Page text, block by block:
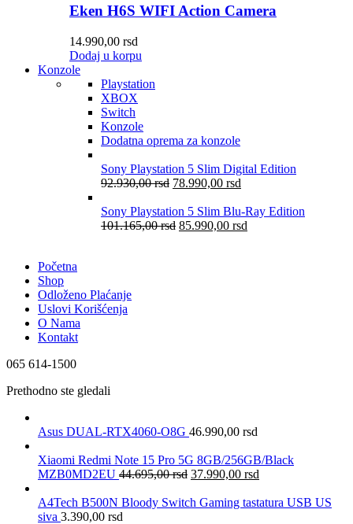
Eken H6S WIFI Action Camera
14.990,00 rsd
Dodaj u korpu
Konzole
Playstation
XBOX
Switch
Konzole
Dodatna oprema za konzole
Sony Playstation 5 Slim Digital Edition
92.930,00rsd 78.990,00 rsd
Sony Playstation 5 Slim Blu-Ray Edition
101.165,00rsd 85.990,00 rsd
Početna
Shop
Odloženo Plaćanje
Uslovi Korišćenja
O Nama
Kontakt
065 614-1500
Prethodno ste gledali
Asus DUAL-RTX4060-O8G 46.990,00 rsd
Xiaomi Redmi Note 15 Pro 5G 8GB/256GB/Black
MZB0MD2EU 44.695,00rsd 37.990,00 rsd
A4Tech B500N Bloody Switch Gaming tastatura USB US
siva 3.390,00 rsd